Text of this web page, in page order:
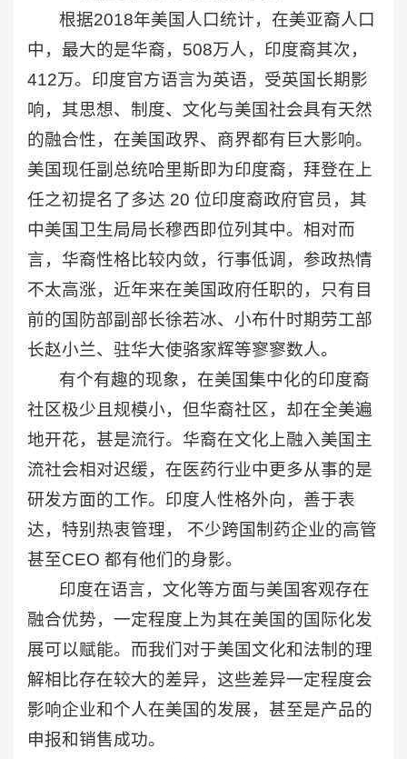
根据2018年美国人口统计，在美亚裔人口
中，最大的是华裔，508万人，印度裔其次，
412万。印度官方语言为英语，受英国长期影
响，其思想、制度、文化与美国社会具有天然
的融合性，在美国政界、商界都有巨大影响。
美国现任副总统哈里斯即为印度裔，拜登在上
任之初提名了多达 20 位印度裔政府官员，其
中美国卫生局局长穆西即位列其中。相对而
言，华裔性格比较内敛，行事低调，参政热情
不太高涨，近年来在美国政府任职的，只有目
前的国防部副部长徐若冰、小布什时期劳工部
长赵小兰、驻华大使骆家辉等寥寥数人。
有个有趣的现象，在美国集中化的印度裔
社区极少且规模小，但华裔社区，却在全美遍
地开花，甚是流行。华裔在文化上融入美国主
流社会相对迟缓，在医药行业中更多从事的是
研发方面的工作。印度人性格外向，善于表
达，特别热衷管理， 不少跨国制药企业的高管
甚至CEO 都有他们的身影。
印度在语言，文化等方面与美国客观存在
融合优势，一定程度上为其在美国的国际化发
展可以赋能。而我们对于美国文化和法制的理
解相比存在较大的差异，这些差异一定程度会
影响企业和个人在美国的发展，甚至是产品的
申报和销售成功。